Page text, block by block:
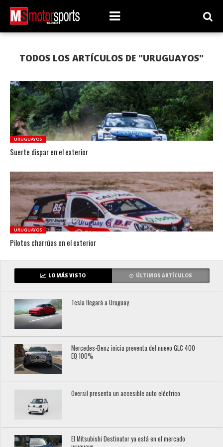
TODOS LOS ARTÍCULOS DE "URUGUAYOS"
URUGUAYOS
Suerte dispar en el exterior
URUGUAYOS
Pilotos charrúas en el exterior
LO MÁS VISTO ÚLTIMOS ARTÍCULOS
Tesla llegará a Uruguay
Mercedes-Benz inicia preventa del nuevo GLC 400
EQ 100%
Oversil presenta un accesible auto eléctrico
El Mitsubishi Destinator ya está en el mercado